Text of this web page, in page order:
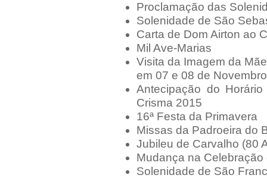
Proclamação das
Solenidade de São
Carta de Dom Airton ao
Mil Ave-Marias
Visita da Imagem da
em 07 e 08 de Novembro
Antecipação do
Crisma 2015
16ª Festa da Primavera
Missas da Padroeira do
Jubileu de Carvalho (80
Mudança na
Solenidade de São